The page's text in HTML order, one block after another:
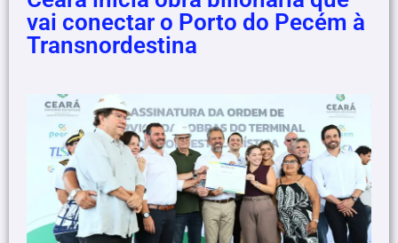
vai conectar o Porto do Pecém à
Transnordestina